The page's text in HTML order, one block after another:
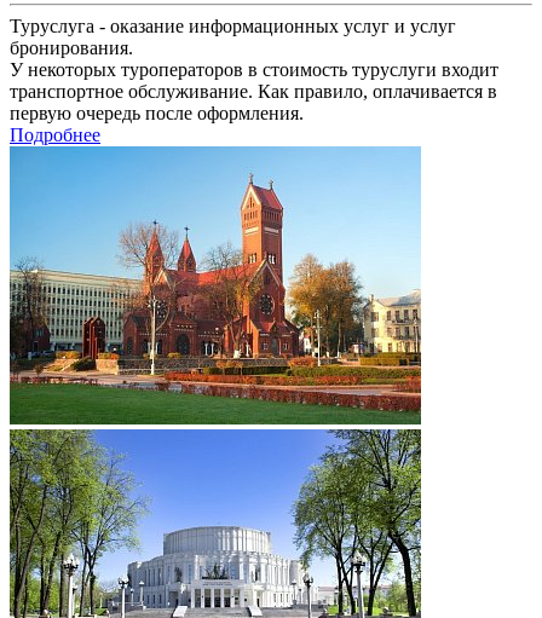
Туруслуга - оказание информационных услуг и услуг
бронирования.
У некоторых туроператоров в стоимость туруслуги входит
транспортное обслуживание. Как правило, оплачивается в
первую очередь после оформления.
Подробнее